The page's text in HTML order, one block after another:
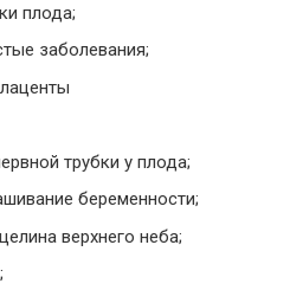
плода;
заболевания;
трубки у плода;
беременности;
верхнего неба;